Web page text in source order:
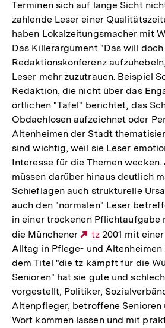
Terminen sich auf lange Sicht
zahlende Leser einer
haben Lokalzeitungsmacher mit
Das Killerargument "Das will
Redaktionskonferenz
Leser mehr zuzutrauen. Beispiel
Redaktion, die nicht über das
örtlichen "Tafel" berichtet, das
Obdachlosen aufzeichnet oder
Altenheimen der Stadt
sind wichtig, weil sie Leser
Interesse für die Themen wecken.
müssen darüber hinaus deutlich
Schieflagen auch strukturelle
auch den "normalen" Leser
in einer trockenen Pflichtaufgabe
die Münchener
Externer
Link:
tz2001 mit
Alltag in Pflege- und Altenheimen
dem Titel "die tz kämpft für die
Senioren" hat sie gute und
vorgestellt, Politiker,
Altenpfleger, betroffene Senioren
Wort kommen lassen und mit